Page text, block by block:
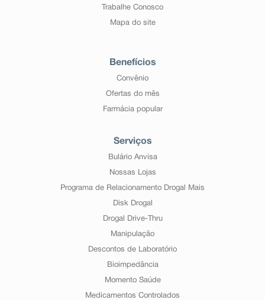
Trabalhe Conosco
Mapa do site
Benefícios
Convênio
Ofertas do mês
Farmácia popular
Serviços
Bulário Anvisa
Nossas Lojas
Programa de Relacionamento Drogal Mais
Disk Drogal
Drogal Drive-Thru
Manipulação
Descontos de Laboratório
Bioimpedância
Momento Saúde
Medicamentos Controlados